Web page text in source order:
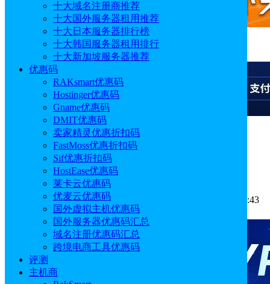
十大域名注册商推荐
十大国外服务器租用推荐
十大日本服务器排行榜
十大韩国服务器租用排行
十大新加坡服务器推荐
优惠码
RAKsmart优惠码
Hostinger优惠码
Gname优惠码
DMIT优惠码
卖家精灵优惠折扣码
FastMoss优惠折扣码
Sif优惠折扣码
HostEase优惠码
莱卡云优惠码
优麦云优惠码
国外虚拟主机优惠码
国外服务器优惠码汇总
域名注册优惠码汇总
跨境电商工具优惠码
评测
主机商
Certum证书怎么样
作者: sunny 分类:常见问题
发布时间: 2025.04.14 11:31:43
更新于: 2025.04.25 16:30:47